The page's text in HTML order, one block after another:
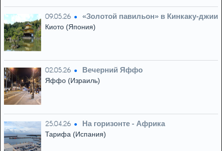
09.05.26 «Золотой павильон» в Кинкаку-джии
Киото (Япония)
02.05.26 Вечерний Яффо
Яффо (Израиль)
25.04.26 На горизонте - Африка
Тарифа (Испания)